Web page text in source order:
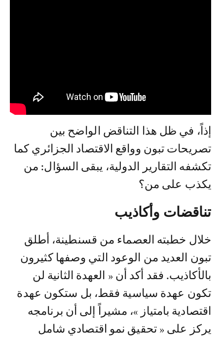
إذاً، في ظل هذا التناقض الواضح بين
تصريحات تبون وواقع الاقتصاد الجزائري كما
تكشفه التقارير الدولية، يبقى السؤال: من
يكذب على من؟
تناقضات وأكاذيب
خلال خطبته العصماء من قسنطينة، أطلق
تبون العديد من الوعود التي وصفها كثيرون
بالأكاذيب. فقد أكد أن « العهدة الثانية لن
تكون عهدة سياسية فقط، بل ستكون عهدة
اقتصادية بامتياز »، مشيراً إلى أن برنامجه
يركز على « تحقيق نمو اقتصادي شامل